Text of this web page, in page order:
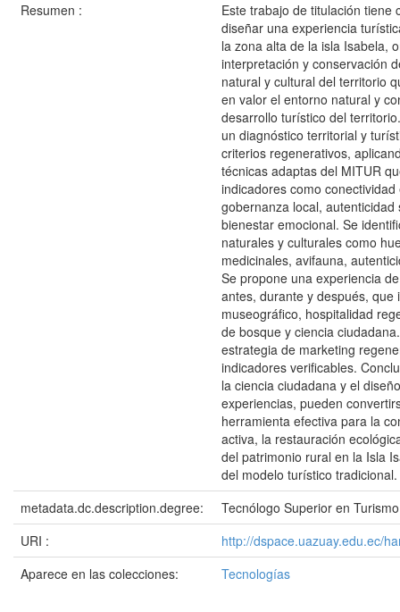
Resumen :
Este trabajo de titulación tiene
diseñar una experiencia
la zona alta de la isla Isabela,
interpretación y conservación
natural y cultural del territorio
en valor el entorno natural y
desarrollo turístico del
un diagnóstico territorial y
criterios regenerativos,
técnicas adaptas del MITUR
indicadores como conectividad
gobernanza local, autenticidad
bienestar emocional. Se
naturales y culturales como
medicinales, avifauna,
Se propone una experiencia
antes, durante y después, que
museográfico, hospitalidad
de bosque y ciencia
estrategia de marketing
indicadores verificables.
la ciencia ciudadana y el
experiencias, pueden
herramienta efectiva para la
activa, la restauración
del patrimonio rural en la Isla
del modelo turístico tradicional.
metadata.dc.description.degree:
Tecnólogo Superior en
URI :
http://dspace.uazuay.edu.ec/
Aparece en las colecciones:
Tecnologías